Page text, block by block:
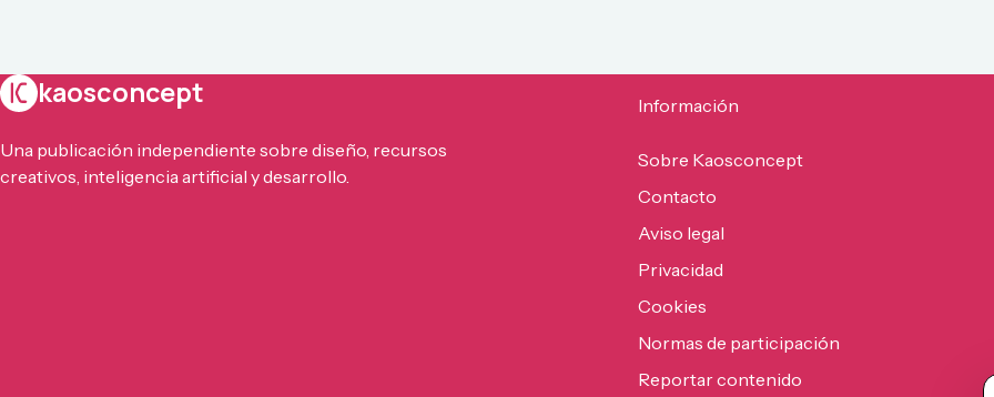
kaosconcept
Una publicación independiente sobre diseño, recursos
creativos, inteligencia artificial y desarrollo.
Información
Sobre Kaosconcept
Contacto
Aviso legal
Privacidad
Cookies
Normas de participación
Reportar contenido